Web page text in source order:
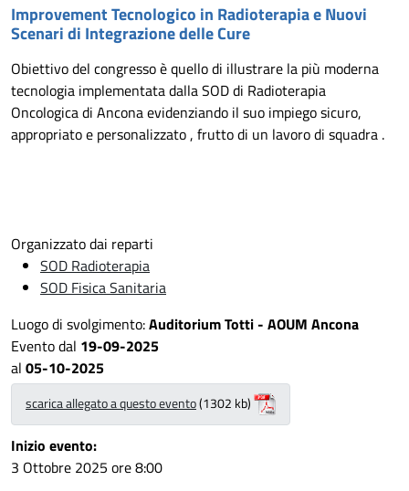
Improvement Tecnologico in Radioterapia e Nuovi
Scenari di Integrazione delle Cure
Obiettivo del congresso è quello di illustrare la più moderna
tecnologia implementata dalla SOD di Radioterapia
Oncologica di Ancona evidenziando il suo impiego sicuro,
appropriato e personalizzato , frutto di un lavoro di squadra .
Organizzato dai reparti
SOD Radioterapia
SOD Fisica Sanitaria
Luogo di svolgimento:Auditorium Totti - AOUM Ancona
Evento dal 19-09-2025
al 05-10-2025
scarica allegato a questo evento(1302 kb)
Inizio evento:
3 Ottobre 2025 ore 8:00